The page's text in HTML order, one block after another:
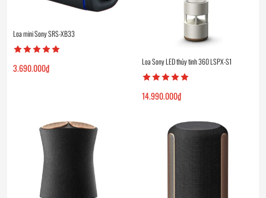
Loa mini Sony SRS-XB33
3.690.000₫
Loa Sony LED thủy tinh 360 LSPX-S1
14.990.000₫